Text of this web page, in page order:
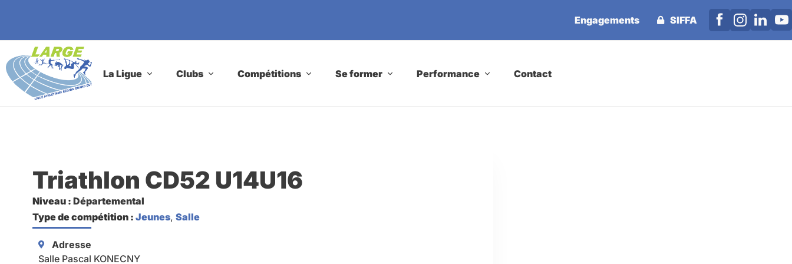
Engagements SIFFA
La Ligue Clubs Compétitions Se former Performance Contact
Triathlon CD52 U14U16
Niveau : Départemental
Type de compétition : Jeunes, Salle
Adresse
Salle Pascal KONECNY